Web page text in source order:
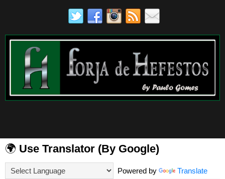
🌍 Use Translator (By Google)
Powered by Translate